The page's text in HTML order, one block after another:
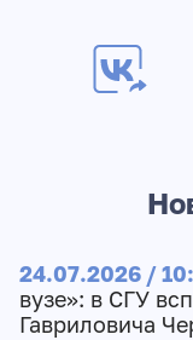
24.07.2026 /
вузе»: в СГУ
Гавриловича